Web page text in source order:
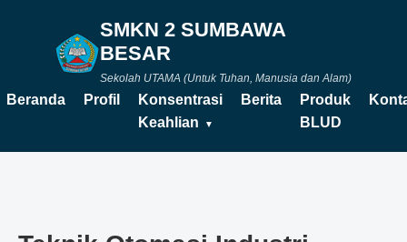
SMKN 2 SUMBAWA
BESAR
Sekolah UTAMA (Untuk Tuhan, Manusia dan Alam)
Beranda Profil
Konsentrasi
Keahlian
Berita
Produk
BLUD